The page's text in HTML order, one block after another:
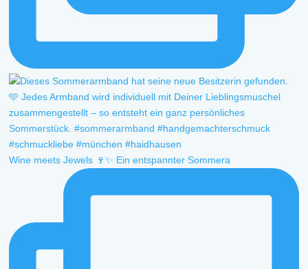
Wine meets Jewels 🍷✨ Ein entspannter Sommera